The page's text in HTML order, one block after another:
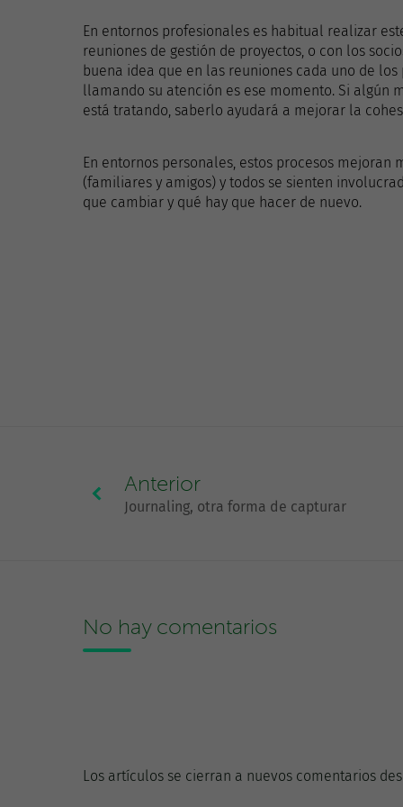
En entornos profesionales es habitual realizar
reuniones de gestión de proyectos, o con los
buena idea que en las reuniones cada uno de
llamando su atención es ese momento. Si algún
está tratando, saberlo ayudará a mejorar la
En entornos personales, estos procesos mejoran
(familiares y amigos) y todos se sienten
que cambiar y qué hay que hacer de nuevo.
Anterior
Journaling, otra forma de capturar
No hay comentarios
Los artículos se cierran a nuevos comentarios